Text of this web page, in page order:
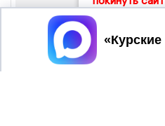
Принять